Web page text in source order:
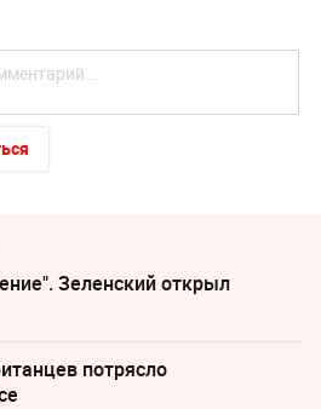
Зеленский открыл
потрясло